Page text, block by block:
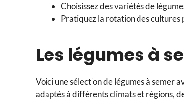
Choisissez des variétés de
Pratiquez la rotation des cultures
Les légumes à
Voici une sélection de légumes à semer
adaptés à différents climats et régions,